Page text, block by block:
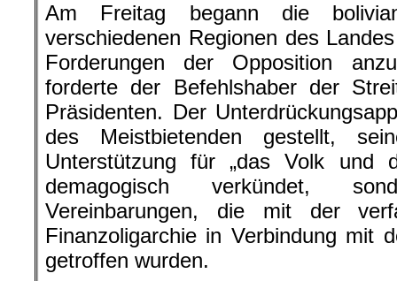
Am Freitag begann die
verschiedenen Regionen des
Forderungen der Opposition
forderte der Befehlshaber der
Präsidenten. Der
des Meistbietenden gestellt,
Unterstützung für „das Volk und
demagogisch verkündet,
Vereinbarungen, die mit der
Finanzoligarchie in Verbindung mit
getroffen wurden.